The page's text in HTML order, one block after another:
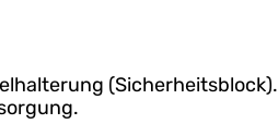
(Sicherheitsblock).